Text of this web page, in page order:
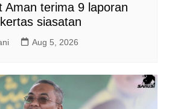
Aman terima 9 laporan
siasatan
Aug 5, 2026